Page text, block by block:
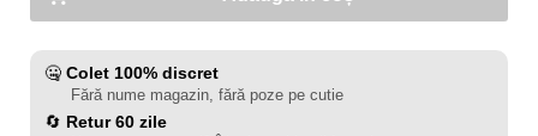
🤐 Colet 100% discret
Fără nume magazin, fără poze pe cutie
🔄 Retur 60 zile